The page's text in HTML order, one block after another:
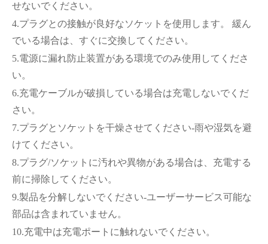
せないでください。
4.プラグとの接触が良好なソケットを使用します。 緩ん
でいる場合は、すぐに交換してください。
5.電源に漏れ防止装置がある環境でのみ使用してくださ
い。
6.充電ケーブルが破損している場合は充電しないでくだ
さい。
7.プラグとソケットを干燥させてください-雨や湿気を避
けてください。
8.プラグ/ソケットに汚れや異物がある場合は、充電する
前に掃除してください。
9.製品を分解しないでください-ユーザーサービス可能な
部品は含まれていません。
10.充電中は充電ポートに触れないでください。
邮箱